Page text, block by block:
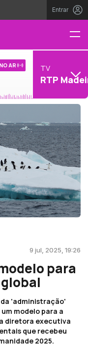
Entrar
NO AR TV
RTP
9 jul, 2025, 19:26
para
'administração'
modelo para a
diretora executiva
que recebeu
2025.